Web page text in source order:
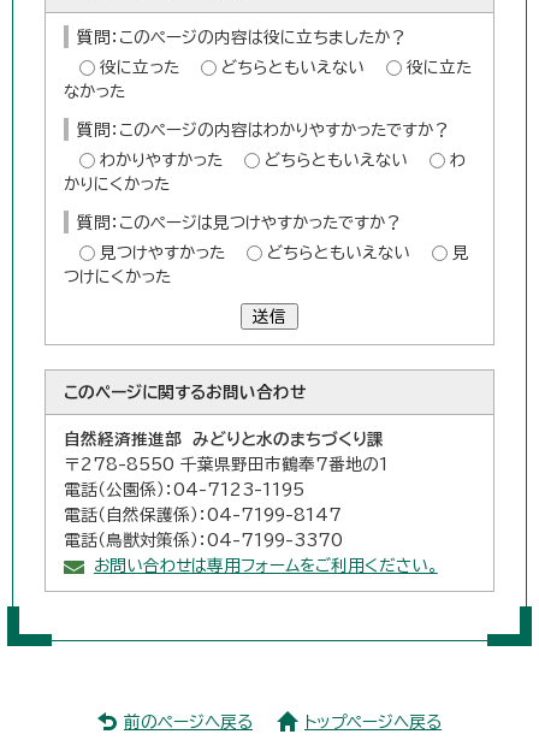
質問：このページの内容は役に立ちましたか？
役に立った
どちらともいえない
役に立た
なかった
質問：このページの内容はわかりやすかったですか？
わかりやすかった
どちらともいえない
わ
かりにくかった
質問：このページは見つけやすかったですか？
見つけやすかった
どちらともいえない
見
つけにくかった
送信
このページに関するお問い合わせ
自然経済推進部 みどりと水のまちづくり課
〒278-8550 千葉県野田市鶴奉7番地の1
電話（公園係）：04-7123-1195
電話（自然保護係）：04-7199-8147
電話（鳥獣対策係）：04-7199-3370
お問い合わせは専用フォームをご利用ください。
前のページへ戻る トップページへ戻る